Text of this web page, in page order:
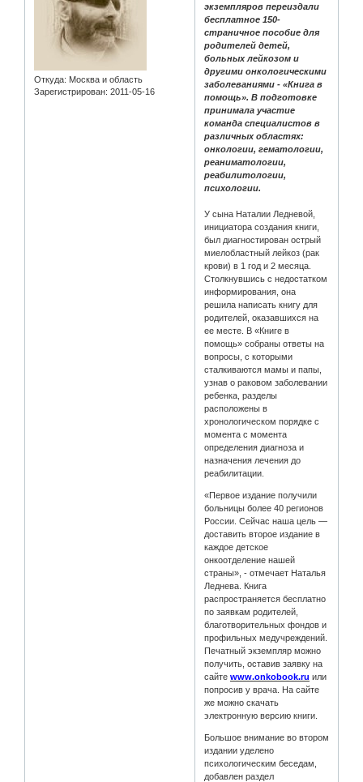
Откуда: Москва и область
Зарегистрирован: 2011-05-16
экземпляров переиздали
бесплатное 150-
страничное пособие для
родителей детей,
больных лейкозом и
другими онкологическими
заболеваниями - «Книга в
помощь». В подготовке
принимала участие
команда специалистов в
различных областях:
онкологии, гематологии,
реаниматологии,
реабилитологии,
психологии.
У сына Наталии Ледневой,
инициатора создания книги,
был диагностирован острый
миелобластный лейкоз (рак
крови) в 1 год и 2 месяца.
Столкнувшись с недостатком
информирования, она
решила написать книгу для
родителей, оказавшихся на
ее месте. В «Книге в
помощь» собраны ответы на
вопросы, с которыми
сталкиваются мамы и папы,
узнав о раковом заболевании
ребенка, разделы
расположены в
хронологическом порядке с
момента с момента
определения диагноза и
назначения лечения до
реабилитации.
«Первое издание получили
больницы более 40 регионов
России. Сейчас наша цель —
доставить второе издание в
каждое детское
онкоотделение нашей
страны», - отмечает Наталья
Леднева. Книга
распространяется бесплатно
по заявкам родителей,
благотворительных фондов и
профильных медучреждений.
Печатный экземпляр можно
получить, оставив заявку на
сайтеwww.onkobook.ru или
попросив у врача. На сайте
же можно скачать
электронную версию книги.
Большое внимание во втором
издании уделено
психологическим беседам,
добавлен раздел